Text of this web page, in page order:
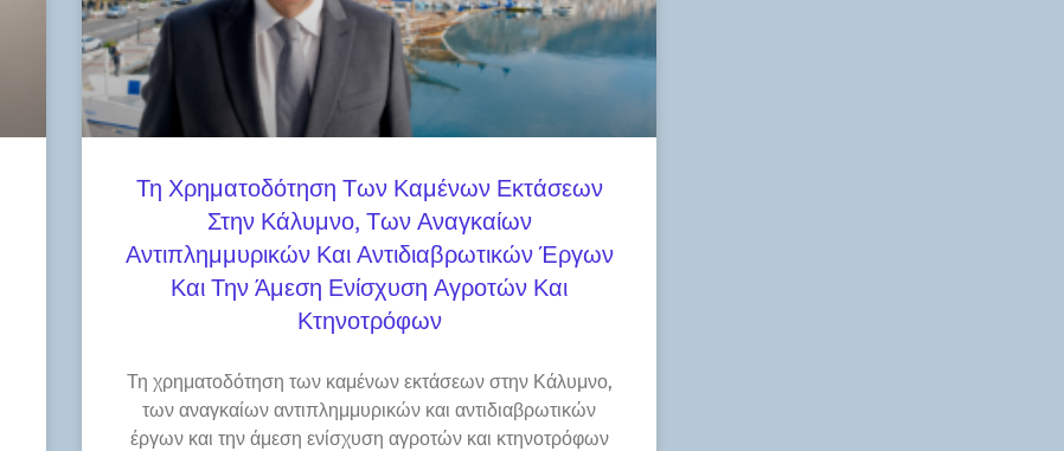
Τη Χρηματοδότηση Των Καμένων Εκτάσεων
Στην Κάλυμνο, Των Αναγκαίων
Αντιπλημμυρικών Και Αντιδιαβρωτικών Έργων
Και Την Άμεση Ενίσχυση Αγροτών Και
Κτηνοτρόφων
Τη χρηματοδότηση των καμένων εκτάσεων στην Κάλυμνο,
των αναγκαίων αντιπλημμυρικών και αντιδιαβρωτικών
έργων και την άμεση ενίσχυση αγροτών και κτηνοτρόφων